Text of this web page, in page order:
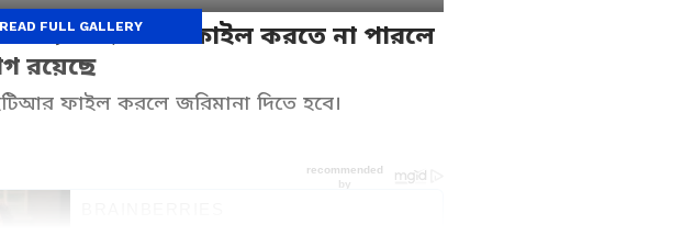
মধ্যে আইটিআর ফাইল করতে না পারলে
রয়েছে
ফাইল করলে জরিমানা দিতে হবে।
FULL GALLERY